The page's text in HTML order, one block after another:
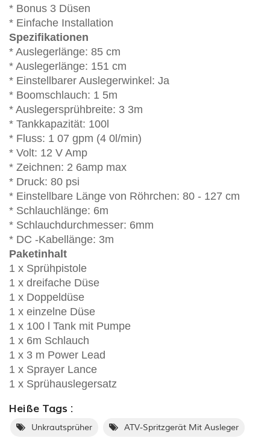
* Bonus 3 Düsen
* Einfache Installation
Spezifikationen
* Auslegerlänge: 85 cm
* Auslegerlänge: 151 cm
* Einstellbarer Auslegerwinkel: Ja
* Boomschlauch: 1 5m
* Auslegersprühbreite: 3 3m
* Tankkapazität: 100l
* Fluss: 1 07 gpm (4 0l/min)
* Volt: 12 V Amp
* Zeichnen: 2 6amp max
* Druck: 80 psi
* Einstellbare Länge von Röhrchen: 80 - 127 cm
* Schlauchlänge: 6m
* Schlauchdurchmesser: 6mm
* DC -Kabellänge: 3m
Paketinhalt
1 x Sprühpistole
1 x dreifache Düse
1 x Doppeldüse
1 x einzelne Düse
1 x 100 l Tank mit Pumpe
1 x 6m Schlauch
1 x 3 m Power Lead
1 x Sprayer Lance
1 x Sprühauslegersatz
Heiße Tags :
Unkrautsprüher ATV-Spritzgerät Mit Ausleger